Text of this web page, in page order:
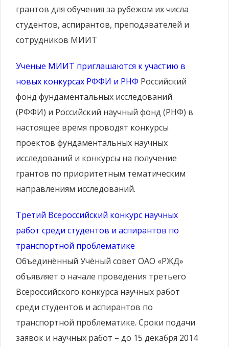
грантов для обучения за рубежом их числа
студентов, аспирантов, преподавателей и
сотрудников МИИТ
Ученые МИИТ приглашаются к участию в
новых конкурсах РФФИ и РНФ Российский
фонд фундаментальных исследований
(РФФИ) и Российский научный фонд (РНФ) в
настоящее время проводят конкурсы
проектов фундаментальных научных
исследований и конкурсы на получение
грантов по приоритетным тематическим
направлениям исследований.
Третий Всероссийский конкурс научных
работ среди студентов и аспирантов по
транспортной проблематике
Объединённый Учёный совет ОАО «РЖД»
объявляет о начале проведения третьего
Всероссийского конкурса научных работ
среди студентов и аспирантов по
транспортной проблематике. Сроки подачи
заявок и научных работ – до 15 декабря 2014